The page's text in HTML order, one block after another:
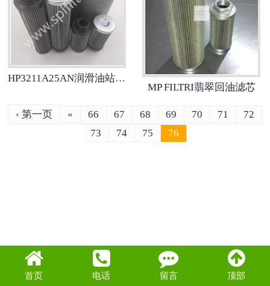
稀油站滤芯
HP3211A25AN润滑油站翡翠MP FILTRI过滤器滤芯
MP FILTRI翡翠回油滤芯
‹ 第一页 « 66 67 68 69 70 71
72
73
74 75 76
首页 电话 留言 顶部